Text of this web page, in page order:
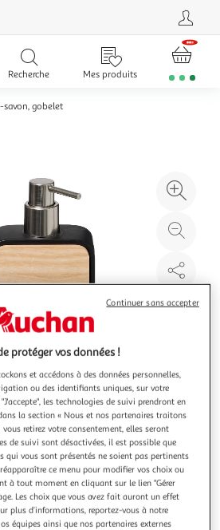
Recherche Mes produits
gobelet
100
%
le
Illustration
précédente
Illustration
suivante
design natureo 14cm noir
: Dimensions : L. 10 x l. 7,3 x H. 14,5
Spécificités : Pratique & Déco
d'Utilisation Capacité : 200 ml
Noir & Naturel
protéger vos données !
et accédons à des données personnelles,
ou des identifiants uniques, sur votre
les technologies de suivi prendront en
la section « Nous et nos partenaires traitons
retirez votre consentement, elles seront
de suivi sont désactivées, il est possible que
qui vous sont présentés ne soient pas pertinents
ce menu pour modifier vos choix ou
à tout moment en cliquant sur le lien "Gérer
Les choix que vous avez fait auront un effet
plus d’informations, reportez-vous à notre
équipes ainsi que nos partenaires externes
Continuer sans accepter